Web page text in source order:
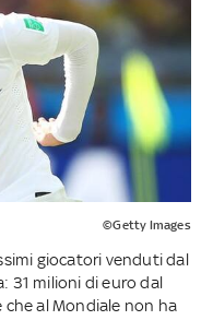
©Getty Images
giocatori venduti dal
31 milioni di euro dal
al Mondiale non ha